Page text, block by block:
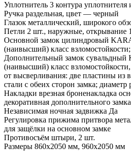
Уплотнитель 3 контура
Ручка раздельная, цвет — черный
Глазок металлический, широкого
Петли 2 шт., наружные, открывание
Основной замок цилиндровый
(наивысший) класс
Дополнительный замок
(наивысший) класс
от высверливания: две пластины из
стали с обеих сторон замка;
Накладки врезная броненакладка
декоративная дополнительного
Независимая ночная задвижка Да
Регулировка прижима притвора
для защёлки на основном замке
Противосъём штыри, 2 шт.
Размеры 860х2050 мм, 960х2050 мм